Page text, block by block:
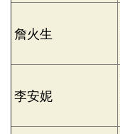
詹火生
李安妮